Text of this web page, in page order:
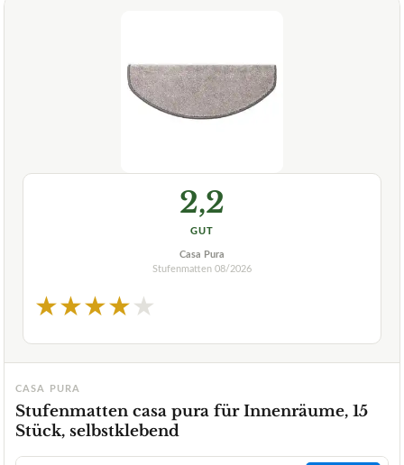
2,2
GUT
Casa Pura
Stufenmatten 08/2026
★★★★★
CASA PURA
Stufenmatten casa pura für Innenräume, 15
Stück, selbstklebend